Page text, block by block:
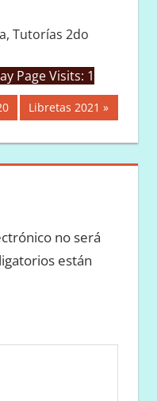
Tutorías 2do
Page Visits: 1
Siguiente
entrada:
Libretas 2021
no será
están